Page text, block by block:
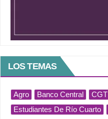
LOS TEMAS
Agro Banco Central CGT
Estudiantes De Río Cuarto